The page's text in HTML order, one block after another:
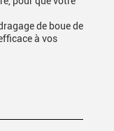
de boue de
à vos